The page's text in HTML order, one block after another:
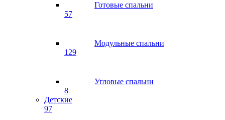
Готовые спальни
57
Модульные спальни
129
Угловые спальни
8
Детские
97